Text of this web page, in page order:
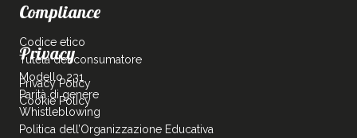
Compliance
Codice etico
Tutela del consumatore
Modello 231
Parità di genere
Whistleblowing
Politica dell’Organizzazione Educativa
Privacy
Privacy Policy
Cookie Policy